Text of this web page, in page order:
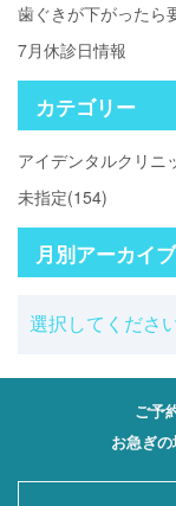
歯ぐきが下がったら
7月休診日情報
カテゴリー
アイデンタルクリニ
未指定(154)
月別アーカイブ
ご予
お急ぎ